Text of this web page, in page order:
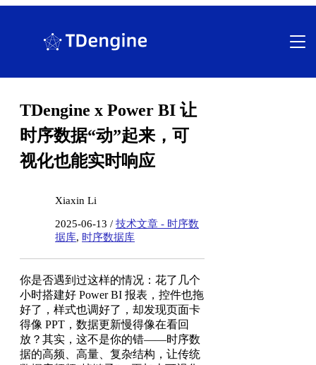
TDengine x Power BI 让
时序数据“动”起来，可
视化也能实时响应
Xiaxin Li
2025-06-13 / 技术文章 - 时序数
据库, 时序数据库
你是否遇到过这样的情况：花了几个
小时搭建好 Power BI 报表，控件也拖
好了，样式也调好了，却发现页面卡
得像 PPT，数据更新慢得像在看回
放？其实，这不是你的错——时序数
据的高频、高量、复杂结构，让传统